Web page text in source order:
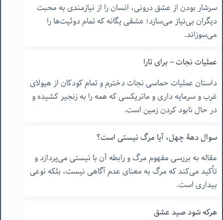
سرشار بودن از عشق درونی، انسان را از نیازمندی به محبت
دیگران بی‌نیاز می‌سازد؛ عشقی یگانه که تمام دوئیت‌ها را
می‌سوزاند.
عملیات نجات – برای تارا
داستان عملیات حماسی نجات دخترم و تمام کودکان از هیولای
غرب و سرمایه داری و ماتریکسی که همه را به زنجیر کشیده و
در حال نابود کردن زمین است.
سوال دهۀ چهل، آیا مرگ نیستی است؟
مقاله به بررسی مفهوم مرگ و رابطه آن با نیستی می‌پردازد و
تأکید می‌کند که مرگ به معنای عدم آگاهی نیست، بلکه نوعی
بیداری است.
هرکه شود صید عشق